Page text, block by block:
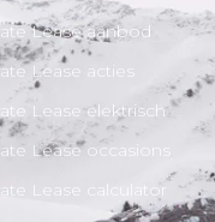
Lease aanbod
Lease acties
Lease elektrisch
Lease occasions
Lease calculator